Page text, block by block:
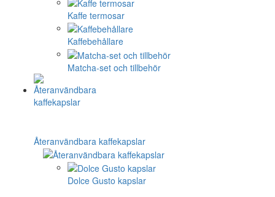
Kaffe termosar
Kaffebehållare
Matcha-set och tillbehör
Återanvändbara kaffekapslar
Dolce Gusto kapslar